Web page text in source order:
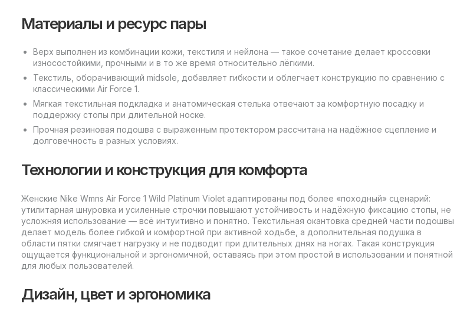
Материалы и ресурс пары
Верх выполнен из комбинации кожи, текстиля и нейлона — такое сочетание делает кроссовки
износостойкими, прочными и в то же время относительно лёгкими.
Текстиль, оборачивающий midsole, добавляет гибкости и облегчает конструкцию по сравнению с
классическими Air Force 1.
Мягкая текстильная подкладка и анатомическая стелька отвечают за комфортную посадку и
поддержку стопы при длительной носке.
Прочная резиновая подошва с выраженным протектором рассчитана на надёжное сцепление и
долговечность в разных условиях.
Технологии и конструкция для комфорта
Женские Nike Wmns Air Force 1 Wild Platinum Violet адаптированы под более «походный» сценарий:
утилитарная шнуровка и усиленные строчки повышают устойчивость и надёжную фиксацию стопы, не
усложняя использование — всё интуитивно и понятно. Текстильная окантовка средней части подошвы
делает модель более гибкой и комфортной при активной ходьбе, а дополнительная подушка в
области пятки смягчает нагрузку и не подводит при длительных днях на ногах. Такая конструкция
ощущается функциональной и эргономичной, оставаясь при этом простой в использовании и понятной
для любых пользователей.
Дизайн, цвет и эргономика